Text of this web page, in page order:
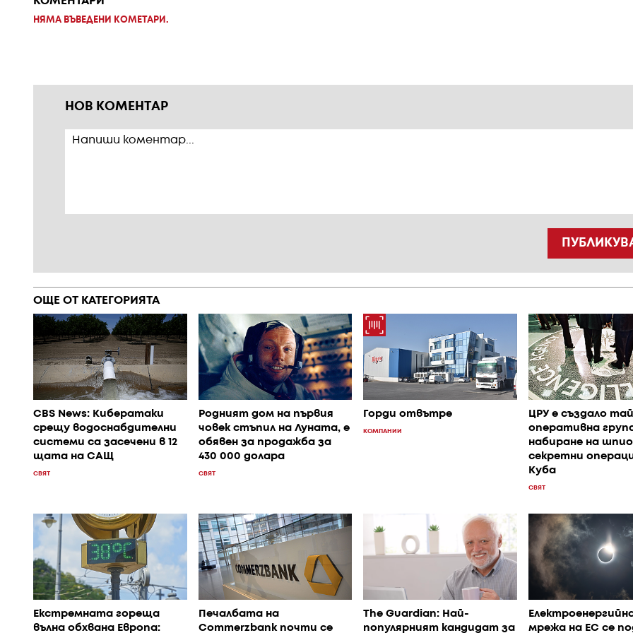
НЯМА ВЪВЕДЕНИ КОМЕТАРИ.
НОВ КОМЕНТАР
ОЩЕ ОТ КАТЕГОРИЯТА
CBS News: Кибератаки
срещу водоснабдителни
системи са засечени в 12
щата на САЩ
СВЯТ
Родният дом на първия
човек стъпил на Луната, е
обявен за продажба за
430 000 долара
СВЯТ
Горди отвътре
КОМПАНИИ
ЦРУ е създало
оперативна
набиране на
секретни
Куба
СВЯТ
Екстремната гореща
вълна обхвана Европа:
Печалбата на
Commerzbank почти се
The Guardian: Най-
популярният кандидат за
мрежа на ЕС се